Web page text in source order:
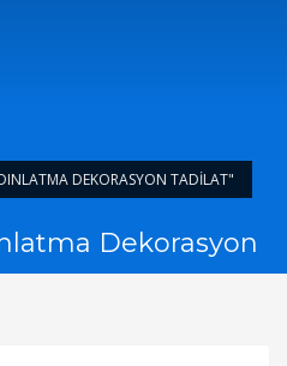
DEKORASYON TADILAT"
Dekorasyon